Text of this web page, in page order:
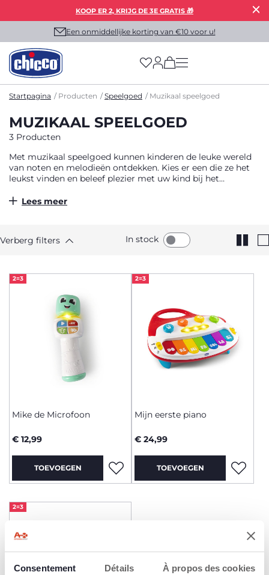
Consentement Détails À propos des cookies
KOOP ER 2, KRIJG DE 3E GRATIS 🎁
Een onmiddellijke korting van €10 voor u!
(has more options
Startpagina Producten Speelgoed Muzikaal speelgoed
MUZIKAAL SPEELGOED
3 Producten
Met muzikaal speelgoed kunnen kinderen de leuke wereld
van noten en melodieën ontdekken. Kies er een die ze het
leukst vinden en beleef plezier met uw kind bij het
Lees meer
Verberg filters In stock
2=3
Mike de Microfoon
€ 12,99
TOEVOEGEN
2=3
Mijn eerste piano
€ 24,99
TOEVOEGEN
2=3